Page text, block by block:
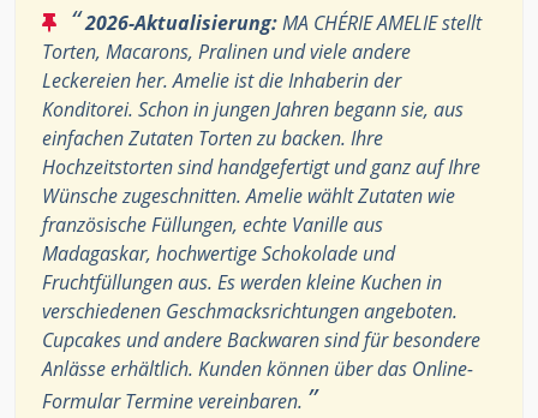
“2026-Aktualisierung:MA CHÉRIE AMELIE stellt
Torten, Macarons, Pralinen und viele andere
Leckereien her. Amelie ist die Inhaberin der
Konditorei. Schon in jungen Jahren begann sie, aus
einfachen Zutaten Torten zu backen. Ihre
Hochzeitstorten sind handgefertigt und ganz auf Ihre
Wünsche zugeschnitten. Amelie wählt Zutaten wie
französische Füllungen, echte Vanille aus
Madagaskar, hochwertige Schokolade und
Fruchtfüllungen aus. Es werden kleine Kuchen in
verschiedenen Geschmacksrichtungen angeboten.
Cupcakes und andere Backwaren sind für besondere
Anlässe erhältlich. Kunden können über das Online-
Formular Termine vereinbaren. ”